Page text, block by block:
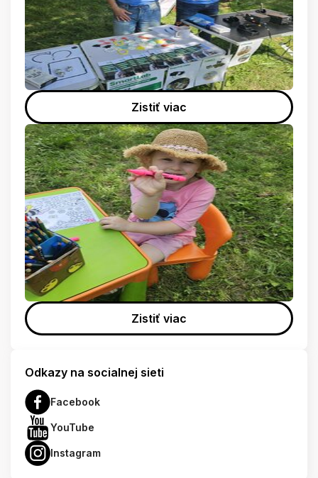
Zistiť viac
Zistiť viac
Odkazy na socialnej sieti
Facebook
YouTube
Instagram